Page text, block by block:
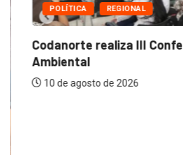
POLÍTICA REGIONAL
Codanorte realiza III
Ambiental
10 de agosto de 2026